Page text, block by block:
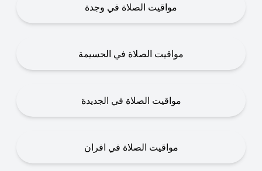
مواقيت الصلاة في وجدة
مواقيت الصلاة في الحسيمة
مواقيت الصلاة في الجديدة
مواقيت الصلاة في افران